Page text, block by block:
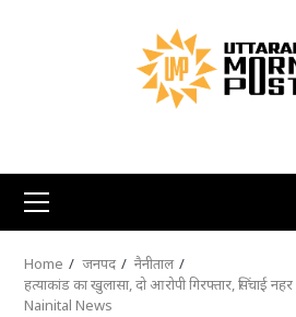
Primary
Menu
Home जनपद
नैनीताल
हत्याकांड का खुलासा, दो आरोपी गिरफ्तार, सिंचाई
Nainital News